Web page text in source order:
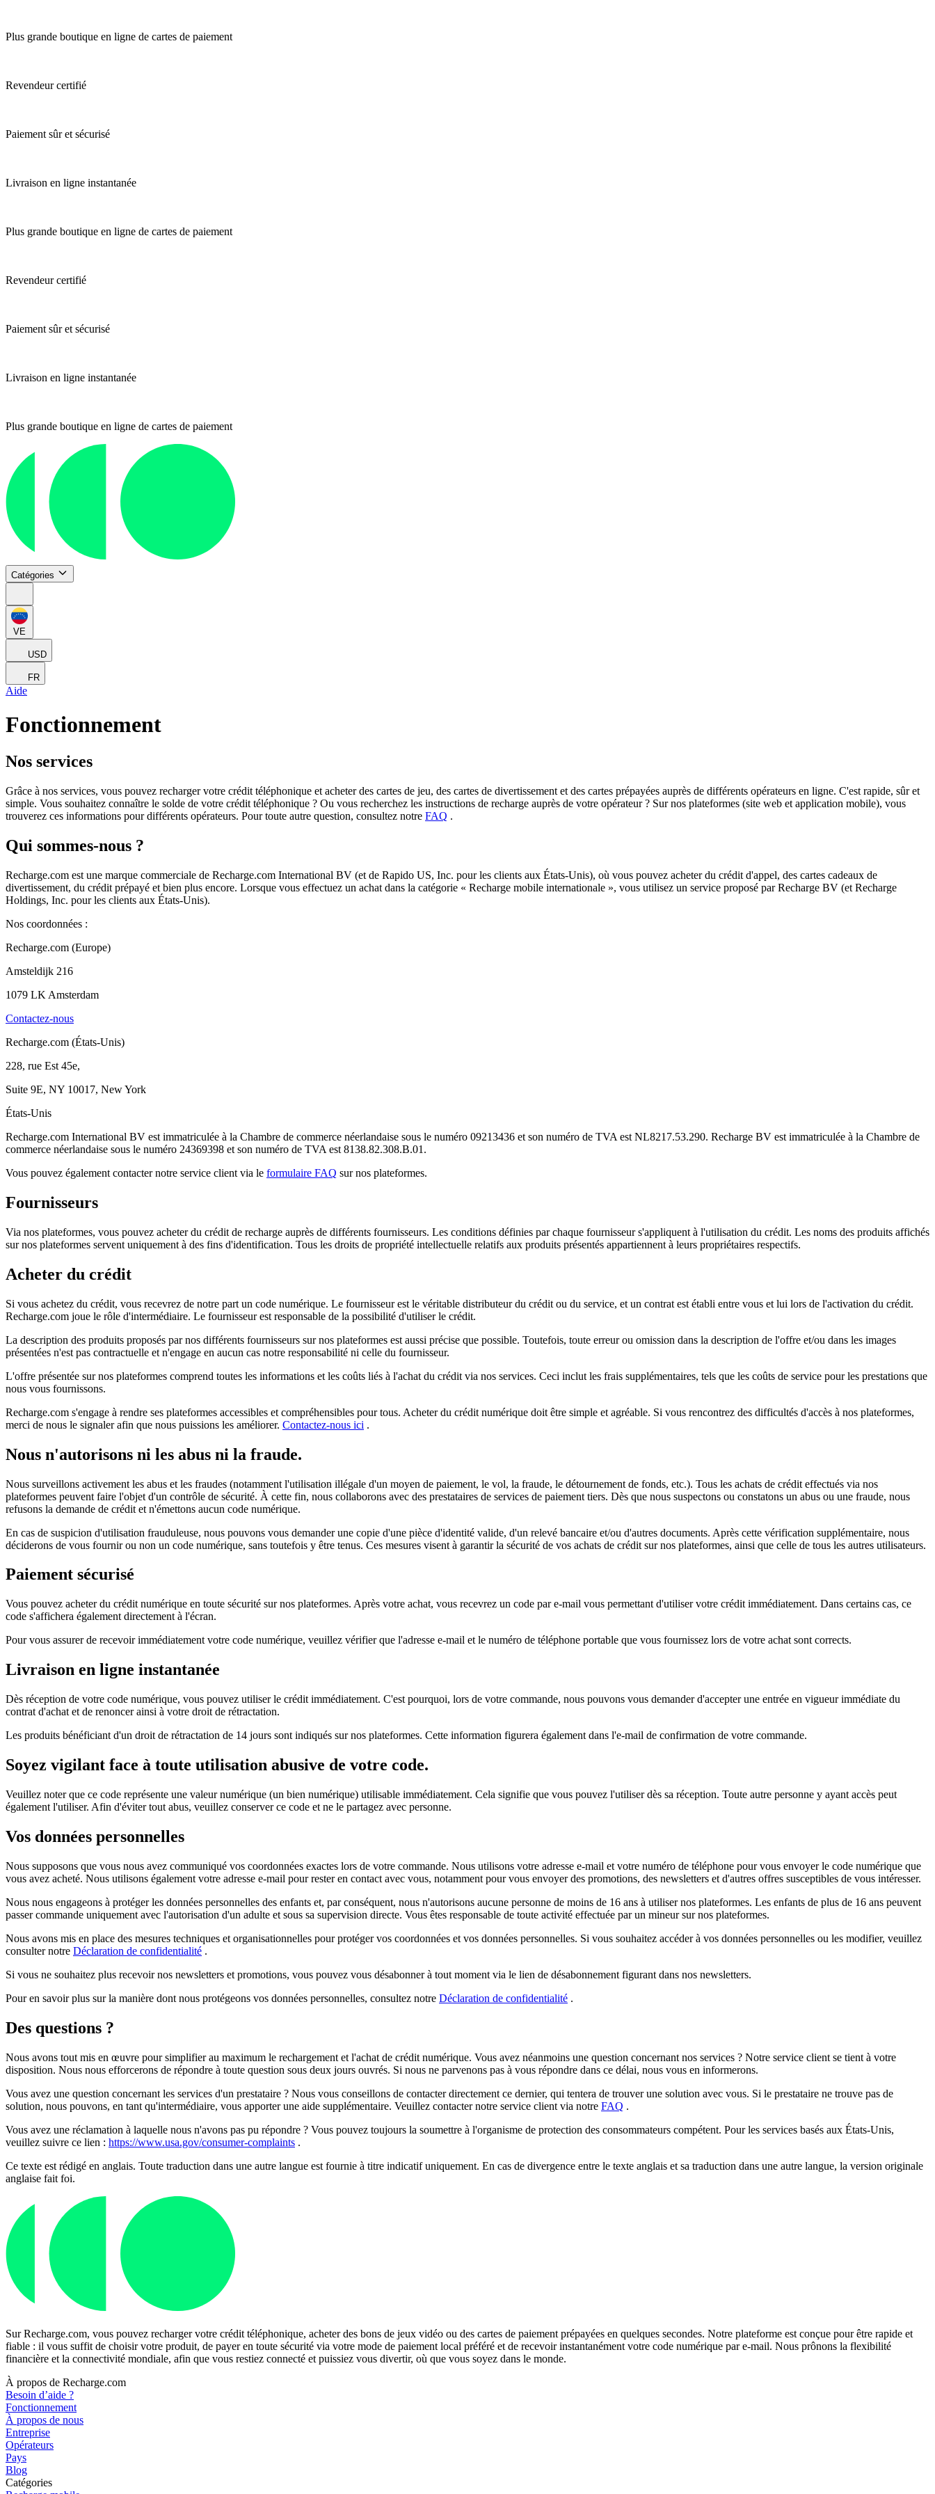
Plus grande boutique en ligne de cartes de paiement
Revendeur certifié
Paiement sûr et sécurisé
Livraison en ligne instantanée
Plus grande boutique en ligne de cartes de paiement
Revendeur certifié
Paiement sûr et sécurisé
Livraison en ligne instantanée
Plus grande boutique en ligne de cartes de paiement
Catégories
VE
USD
FR
Aide
Fonctionnement
Nos services
Grâce à nos services, vous pouvez recharger votre crédit téléphonique et acheter des cartes de jeu, des cartes de divertissement et des cartes prépayées auprès de différents opérateurs en ligne. C'est rapide, sûr et
simple. Vous souhaitez connaître le solde de votre crédit téléphonique ? Ou vous recherchez les instructions de recharge auprès de votre opérateur ? Sur nos plateformes (site web et application mobile), vous
trouverez ces informations pour différents opérateurs. Pour toute autre question, consultez notre FAQ .
Qui sommes-nous ?
Recharge.com est une marque commerciale de Recharge.com International BV (et de Rapido US, Inc. pour les clients aux États-Unis), où vous pouvez acheter du crédit d'appel, des cartes cadeaux de
divertissement, du crédit prépayé et bien plus encore. Lorsque vous effectuez un achat dans la catégorie « Recharge mobile internationale », vous utilisez un service proposé par Recharge BV (et Recharge
Holdings, Inc. pour les clients aux États-Unis).
Nos coordonnées :
Recharge.com (Europe)
Amsteldijk 216
1079 LK Amsterdam
Contactez-nous
Recharge.com (États-Unis)
228, rue Est 45e,
Suite 9E, NY 10017, New York
États-Unis
Recharge.com International BV est immatriculée à la Chambre de commerce néerlandaise sous le numéro 09213436 et son numéro de TVA est NL8217.53.290. Recharge BV est immatriculée à la Chambre de
commerce néerlandaise sous le numéro 24369398 et son numéro de TVA est 8138.82.308.B.01.
Vous pouvez également contacter notre service client via le formulaire FAQ sur nos plateformes.
Fournisseurs
Via nos plateformes, vous pouvez acheter du crédit de recharge auprès de différents fournisseurs. Les conditions définies par chaque fournisseur s'appliquent à l'utilisation du crédit. Les noms des produits affichés
sur nos plateformes servent uniquement à des fins d'identification. Tous les droits de propriété intellectuelle relatifs aux produits présentés appartiennent à leurs propriétaires respectifs.
Acheter du crédit
Si vous achetez du crédit, vous recevrez de notre part un code numérique. Le fournisseur est le véritable distributeur du crédit ou du service, et un contrat est établi entre vous et lui lors de l'activation du crédit.
Recharge.com joue le rôle d'intermédiaire. Le fournisseur est responsable de la possibilité d'utiliser le crédit.
La description des produits proposés par nos différents fournisseurs sur nos plateformes est aussi précise que possible. Toutefois, toute erreur ou omission dans la description de l'offre et/ou dans les images
présentées n'est pas contractuelle et n'engage en aucun cas notre responsabilité ni celle du fournisseur.
L'offre présentée sur nos plateformes comprend toutes les informations et les coûts liés à l'achat du crédit via nos services. Ceci inclut les frais supplémentaires, tels que les coûts de service pour les prestations que
nous vous fournissons.
Recharge.com s'engage à rendre ses plateformes accessibles et compréhensibles pour tous. Acheter du crédit numérique doit être simple et agréable. Si vous rencontrez des difficultés d'accès à nos plateformes,
merci de nous le signaler afin que nous puissions les améliorer. Contactez-nous ici .
Nous n'autorisons ni les abus ni la fraude.
Nous surveillons activement les abus et les fraudes (notamment l'utilisation illégale d'un moyen de paiement, le vol, la fraude, le détournement de fonds, etc.). Tous les achats de crédit effectués via nos
plateformes peuvent faire l'objet d'un contrôle de sécurité. À cette fin, nous collaborons avec des prestataires de services de paiement tiers. Dès que nous suspectons ou constatons un abus ou une fraude, nous
refusons la demande de crédit et n'émettons aucun code numérique.
En cas de suspicion d'utilisation frauduleuse, nous pouvons vous demander une copie d'une pièce d'identité valide, d'un relevé bancaire et/ou d'autres documents. Après cette vérification supplémentaire, nous
déciderons de vous fournir ou non un code numérique, sans toutefois y être tenus. Ces mesures visent à garantir la sécurité de vos achats de crédit sur nos plateformes, ainsi que celle de tous les autres utilisateurs.
Paiement sécurisé
Vous pouvez acheter du crédit numérique en toute sécurité sur nos plateformes. Après votre achat, vous recevrez un code par e-mail vous permettant d'utiliser votre crédit immédiatement. Dans certains cas, ce
code s'affichera également directement à l'écran.
Pour vous assurer de recevoir immédiatement votre code numérique, veuillez vérifier que l'adresse e-mail et le numéro de téléphone portable que vous fournissez lors de votre achat sont corrects.
Livraison en ligne instantanée
Dès réception de votre code numérique, vous pouvez utiliser le crédit immédiatement. C'est pourquoi, lors de votre commande, nous pouvons vous demander d'accepter une entrée en vigueur immédiate du
contrat d'achat et de renoncer ainsi à votre droit de rétractation.
Les produits bénéficiant d'un droit de rétractation de 14 jours sont indiqués sur nos plateformes. Cette information figurera également dans l'e-mail de confirmation de votre commande.
Soyez vigilant face à toute utilisation abusive de votre code.
Veuillez noter que ce code représente une valeur numérique (un bien numérique) utilisable immédiatement. Cela signifie que vous pouvez l'utiliser dès sa réception. Toute autre personne y ayant accès peut
également l'utiliser. Afin d'éviter tout abus, veuillez conserver ce code et ne le partagez avec personne.
Vos données personnelles
Nous supposons que vous nous avez communiqué vos coordonnées exactes lors de votre commande. Nous utilisons votre adresse e-mail et votre numéro de téléphone pour vous envoyer le code numérique que
vous avez acheté. Nous utilisons également votre adresse e-mail pour rester en contact avec vous, notamment pour vous envoyer des promotions, des newsletters et d'autres offres susceptibles de vous intéresser.
Nous nous engageons à protéger les données personnelles des enfants et, par conséquent, nous n'autorisons aucune personne de moins de 16 ans à utiliser nos plateformes. Les enfants de plus de 16 ans peuvent
passer commande uniquement avec l'autorisation d'un adulte et sous sa supervision directe. Vous êtes responsable de toute activité effectuée par un mineur sur nos plateformes.
Nous avons mis en place des mesures techniques et organisationnelles pour protéger vos coordonnées et vos données personnelles. Si vous souhaitez accéder à vos données personnelles ou les modifier, veuillez
consulter notre Déclaration de confidentialité .
Si vous ne souhaitez plus recevoir nos newsletters et promotions, vous pouvez vous désabonner à tout moment via le lien de désabonnement figurant dans nos newsletters.
Pour en savoir plus sur la manière dont nous protégeons vos données personnelles, consultez notre Déclaration de confidentialité .
Des questions ?
Nous avons tout mis en œuvre pour simplifier au maximum le rechargement et l'achat de crédit numérique. Vous avez néanmoins une question concernant nos services ? Notre service client se tient à votre
disposition. Nous nous efforcerons de répondre à toute question sous deux jours ouvrés. Si nous ne parvenons pas à vous répondre dans ce délai, nous vous en informerons.
Vous avez une question concernant les services d'un prestataire ? Nous vous conseillons de contacter directement ce dernier, qui tentera de trouver une solution avec vous. Si le prestataire ne trouve pas de
solution, nous pouvons, en tant qu'intermédiaire, vous apporter une aide supplémentaire. Veuillez contacter notre service client via notre FAQ .
Vous avez une réclamation à laquelle nous n'avons pas pu répondre ? Vous pouvez toujours la soumettre à l'organisme de protection des consommateurs compétent. Pour les services basés aux États-Unis,
veuillez suivre ce lien : https://www.usa.gov/consumer-complaints .
Ce texte est rédigé en anglais. Toute traduction dans une autre langue est fournie à titre indicatif uniquement. En cas de divergence entre le texte anglais et sa traduction dans une autre langue, la version originale
anglaise fait foi.
Sur Recharge.com, vous pouvez recharger votre crédit téléphonique, acheter des bons de jeux vidéo ou des cartes de paiement prépayées en quelques secondes. Notre plateforme est conçue pour être rapide et
fiable : il vous suffit de choisir votre produit, de payer en toute sécurité via votre mode de paiement local préféré et de recevoir instantanément votre code numérique par e-mail. Nous prônons la flexibilité
financière et la connectivité mondiale, afin que vous restiez connecté et puissiez vous divertir, où que vous soyez dans le monde.
À propos de Recharge.com
Besoin d’aide ?
Fonctionnement
À propos de nous
Entreprise
Opérateurs
Pays
Blog
Catégories